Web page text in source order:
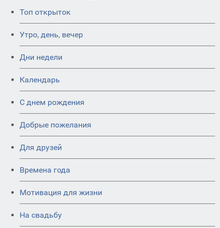
Топ открыток
Утро, день, вечер
Дни недели
Календарь
C днем рождения
Добрые пожелания
Для друзей
Времена года
Мотивация для жизни
На свадьбу